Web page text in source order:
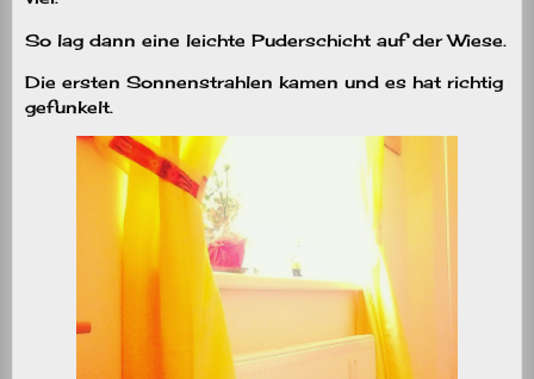
So lag dann eine leichte Puderschicht auf der Wiese.
Die ersten Sonnenstrahlen kamen und es hat richtig
gefunkelt.